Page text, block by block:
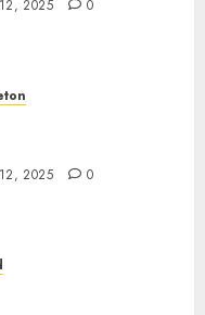
2025 0
2025 0